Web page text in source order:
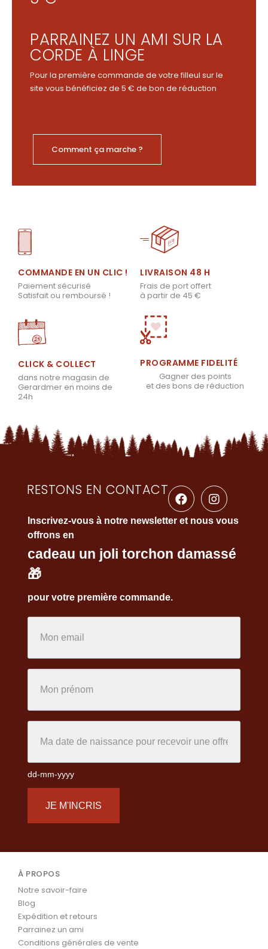
PARRAINEZ UN AMI SUR LA
CORDE À LINGE
Pour la première commande de votre filleul sur le
site vous bénéficiez de 5 € de bon de réduction
Comment ça marche ?
COMMANDE EN UN CLIC !
Paiement sécurisé
Satisfait ou remboursé !
LIVRAISON 48 H
Frais de port offert
à partir de 45 €
CLICK & COLLECT
dans notre magasin de
Gerardmer en moins de
24h
PROGRAMME FIDELITÉ
Gagner des points
et des bons de réduction
RESTONS EN CONTACT
Inscrivez-vous à notre newsletter et nous vous
offrons en
cadeau un joli torchon damassé
🎁
pour votre première commande.
dd-mm-yyyy
JE M'INCRIS
À PROPOS
Notre savoir-faire
Blog
Expédition et retours
Parrainez un ami
Conditions générales de vente